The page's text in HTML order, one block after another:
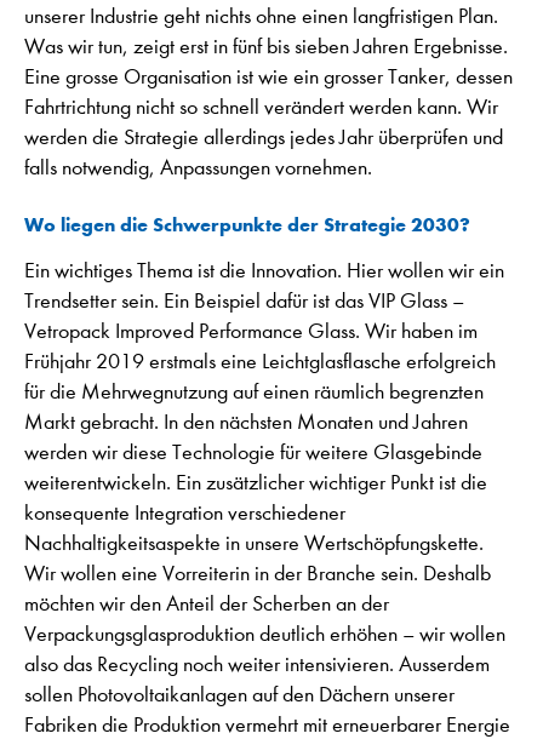
unserer Industrie geht nichts ohne einen langfristigen Plan.
Was wir tun, zeigt erst in fünf bis sieben Jahren Ergebnisse.
Eine grosse Organisation ist wie ein grosser Tanker, dessen
Fahrtrichtung nicht so schnell verändert werden kann. Wir
werden die Strategie allerdings jedes Jahr überprüfen und
falls notwendig, Anpassungen vornehmen.
Wo liegen die Schwerpunkte der Strategie 2030?
Ein wichtiges Thema ist die Innovation. Hier wollen wir ein
Trendsetter sein. Ein Beispiel dafür ist das VIP Glass –
Vetropack Improved Performance Glass. Wir haben im
Frühjahr 2019 erstmals eine Leichtglasflasche erfolgreich
für die Mehrwegnutzung auf einen räumlich begrenzten
Markt gebracht. In den nächsten Monaten und Jahren
werden wir diese Technologie für weitere Glasgebinde
weiterentwickeln. Ein zusätzlicher wichtiger Punkt ist die
konsequente Integration verschiedener
Nachhaltigkeitsaspekte in unsere Wertschöpfungskette.
Wir wollen eine Vorreiterin in der Branche sein. Deshalb
möchten wir den Anteil der Scherben an der
Verpackungsglasproduktion deutlich erhöhen – wir wollen
also das Recycling noch weiter intensivieren. Ausserdem
sollen Photovoltaikanlagen auf den Dächern unserer
Fabriken die Produktion vermehrt mit erneuerbarer Energie